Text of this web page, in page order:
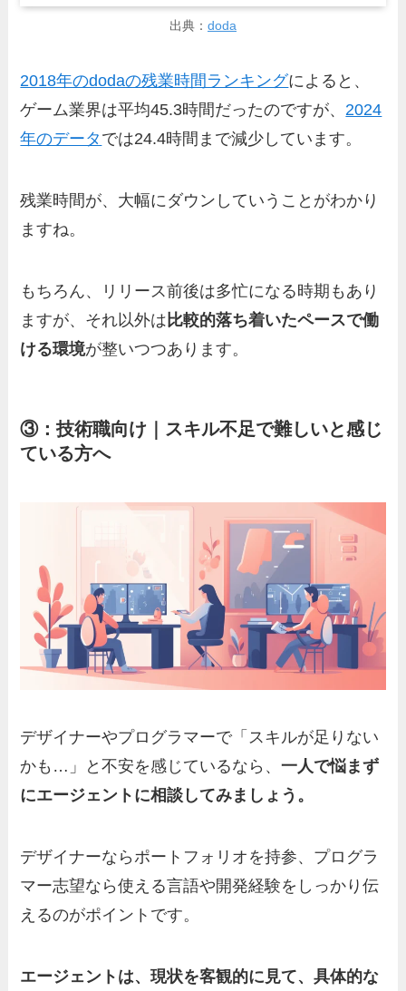
出典： doda
2018年のdodaの残業時間ランキングによると、
ゲーム業界は平均45.3時間だったのですが、 2024
年のデータ では24.4時間まで減少しています。
残業時間が、大幅にダウンしていうことがわかり
ますね。
もちろん、リリース前後は多忙になる時期もあり
ますが、それ以外は 比較的落ち着いたペースで働
ける環境が整いつつあります。
③：技術職向け｜スキル不足で難しいと感じ
ている方へ
デザイナーやプログラマーで「スキルが足りない
かも…」と不安を感じているなら、一人で悩まず
にエージェントに相談してみましょう。
デザイナーならポートフォリオを持参、プログラ
マー志望なら使える言語や開発経験をしっかり伝
えるのがポイントです。
エージェントは、現状を客観的に見て、具体的な